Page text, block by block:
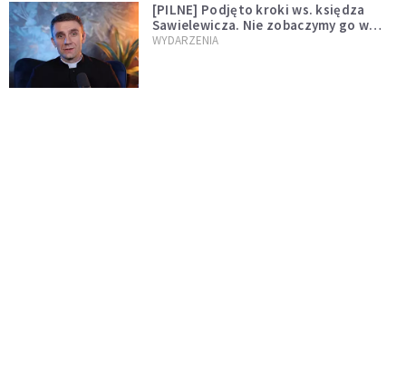
[PILNE] Podjęto kroki ws. księdza
Sawielewicza. Nie zobaczymy go w
mediach
WYDARZENIA